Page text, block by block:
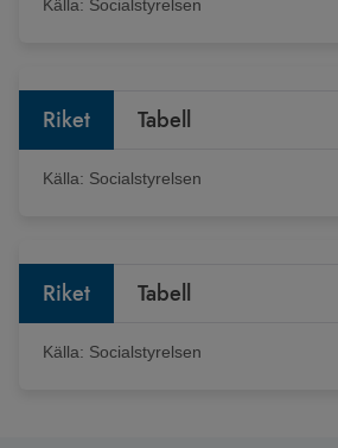
Källa: Socialstyrelsen
Riket Tabell
Källa: Socialstyrelsen
Riket Tabell
Källa: Socialstyrelsen